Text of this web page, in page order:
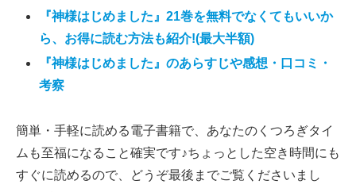
『神様はじめました』21巻を無料でなくてもいいか
ら、お得に読む方法も紹介!(最大半額)
『神様はじめました』のあらすじや感想・口コミ・
考察
簡単・手軽に読める電子書籍で、あなたのくつろぎタイ
ムも至福になること確実です♪ちょっとした空き時間にも
すぐに読めるので、どうぞ最後までご覧くださいまし